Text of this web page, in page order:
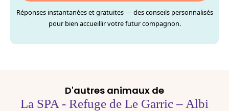
Réponses instantanées et gratuites — des conseils personnalisés
pour bien accueillir votre futur compagnon.
D'autres animaux de
La SPA - Refuge de Le Garric – Albi